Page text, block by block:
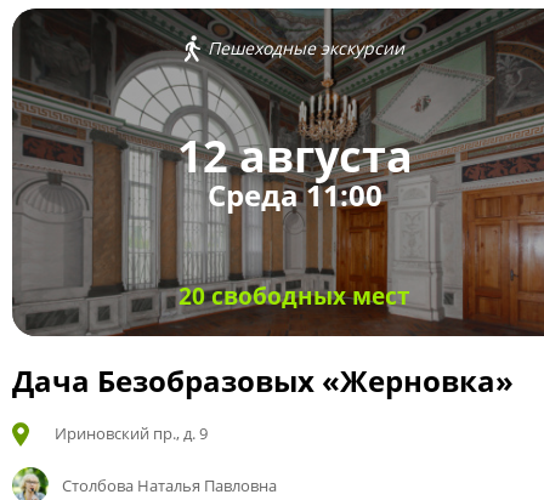
Пешеходные экскурсии
12 августа
Среда 11:00
20 свободных мест
Дача Безобразовых «Жерновка»
Ириновский пр., д. 9
Столбова Наталья Павловна